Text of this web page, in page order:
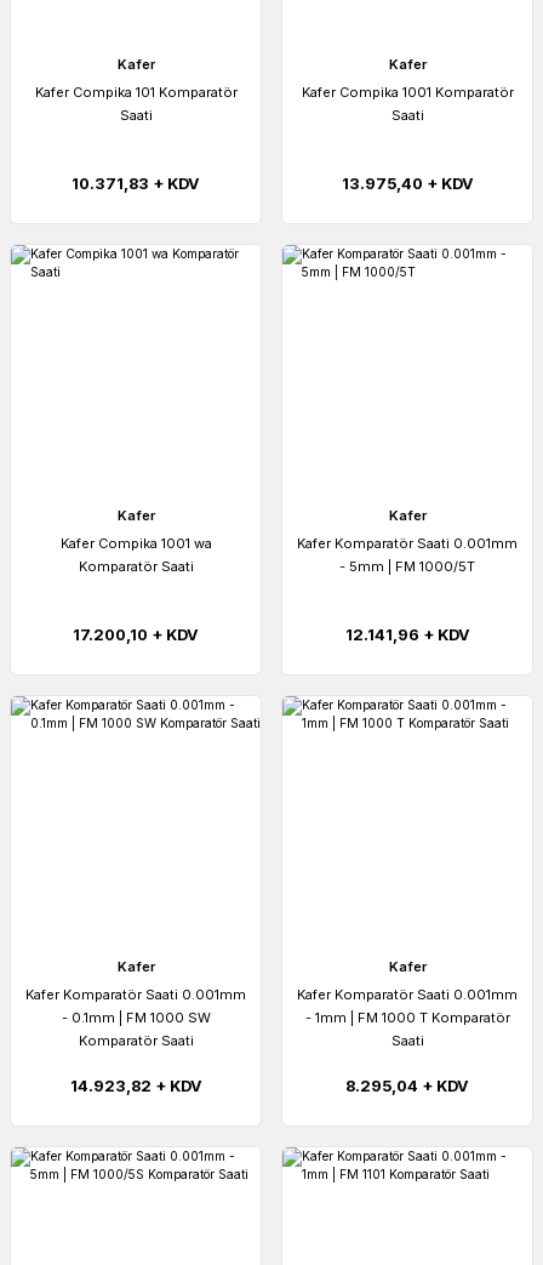
Kafer
Kafer Compika 101 Komparatör
Saati
10.371,83 + KDV
Kafer
Kafer Compika 1001 Komparatör
Saati
13.975,40 + KDV
Kafer
Kafer Compika 1001 wa
Komparatör Saati
17.200,10 + KDV
Kafer
Kafer Komparatör Saati 0.001mm
- 5mm | FM 1000/5T
12.141,96 + KDV
Kafer
Kafer Komparatör Saati 0.001mm
- 0.1mm | FM 1000 SW
Komparatör Saati
14.923,82 + KDV
Kafer
Kafer Komparatör Saati 0.001mm
- 1mm | FM 1000 T Komparatör
Saati
8.295,04 + KDV